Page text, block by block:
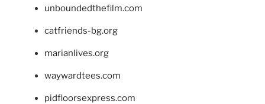
unboundedthefilm.com
catfriends-bg.org
marianlives.org
waywardtees.com
pidfloorsexpress.com